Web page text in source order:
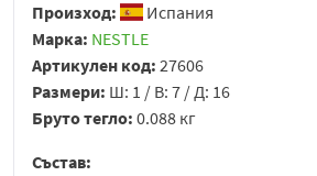
Произход:
Испания
Марка: NESTLE
Артикулен код: 27606
Размери: Ш: 1 / В: 7 / Д: 16
Бруто тегло: 0.088 кг
Състав: